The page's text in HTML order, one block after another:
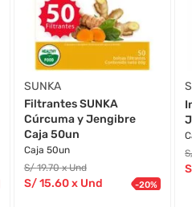
SUNKA
Filtrantes SUNKA
Cúrcuma y Jengibre
Caja 50un
Caja 50un
S/19.70 x Und
S/15.60x Und -20%